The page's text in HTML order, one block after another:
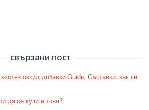
свързани пост
оксид добавки Guide, Съставки, как се
да се купи е това?